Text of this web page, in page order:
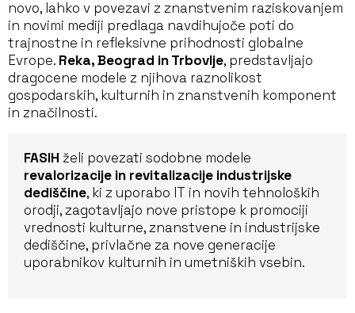
novo, lahko v povezavi z znanstvenim raziskovanjem
in novimi mediji predlaga navdihujoče poti do
trajnostne in refleksivne prihodnosti globalne
Evrope. Reka, Beograd in Trbovlje, predstavljajo
dragocene modele z njihova raznolikost
gospodarskih, kulturnih in znanstvenih komponent
in značilnosti.
FASIH želi povezati sodobne modele
revalorizacije in revitalizacije industrijske
dediščine, ki z uporabo IT in novih tehnoloških
orodji, zagotavljajo nove pristope k promociji
vrednosti kulturne, znanstvene in industrijske
dediščine, privlačne za nove generacije
uporabnikov kulturnih in umetniških vsebin.